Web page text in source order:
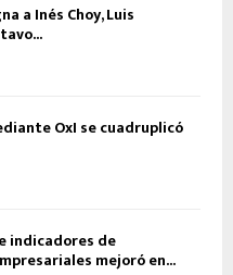
a Inés Choy, Luis
OxI se cuadruplicó
indicadores de
mejoró en...